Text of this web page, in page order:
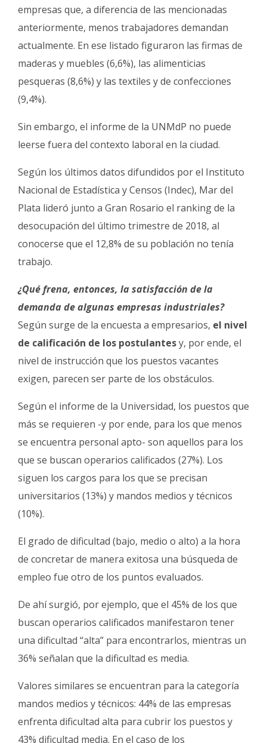
empresas que, a diferencia de las mencionadas
anteriormente, menos trabajadores demandan
actualmente. En ese listado figuraron las firmas de
maderas y muebles (6,6%), las alimenticias
pesqueras (8,6%) y las textiles y de confecciones
(9,4%).
Sin embargo, el informe de la UNMdP no puede
leerse fuera del contexto laboral en la ciudad.
Según los últimos datos difundidos por el Instituto
Nacional de Estadística y Censos (Indec), Mar del
Plata lideró junto a Gran Rosario el ranking de la
desocupación del último trimestre de 2018, al
conocerse que el 12,8% de su población no tenía
trabajo.
¿Qué frena, entonces, la satisfacción de la
demanda de algunas empresas industriales?
Según surge de la encuesta a empresarios, el nivel
de calificación de los postulantesy, por ende, el
nivel de instrucción que los puestos vacantes
exigen, parecen ser parte de los obstáculos.
Según el informe de la Universidad, los puestos que
más se requieren -y por ende, para los que menos
se encuentra personal apto- son aquellos para los
que se buscan operarios calificados (27%). Los
siguen los cargos para los que se precisan
universitarios (13%) y mandos medios y técnicos
(10%).
El grado de dificultad (bajo, medio o alto) a la hora
de concretar de manera exitosa una búsqueda de
empleo fue otro de los puntos evaluados.
De ahí surgió, por ejemplo, que el 45% de los que
buscan operarios calificados manifestaron tener
una dificultad “alta” para encontrarlos, mientras un
36% señalan que la dificultad es media.
Valores similares se encuentran para la categoría
mandos medios y técnicos: 44% de las empresas
enfrenta dificultad alta para cubrir los puestos y
43% dificultad media. En el caso de los